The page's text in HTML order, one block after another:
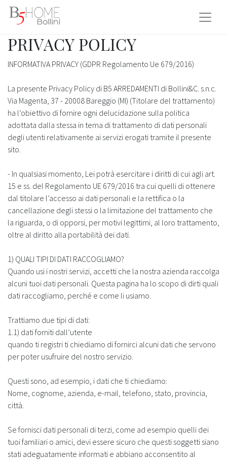
PRIVACY POLICY
INFORMATIVA PRIVACY (GDPR Regolamento Ue 679/2016)
La presente Privacy Policy di B5 ARREDAMENTI di Bollini&C. s.n.c.
Via Magenta, 37 - 20008 Bareggio (MI) (Titolare del trattamento)
ha l’obiettivo di fornire ogni delucidazione sulla politica
adottata dalla stessa in tema di trattamento di dati personali
degli utenti relativamente ai servizi erogati tramite il presente
sito.
- In qualsiasi momento, Lei potrà esercitare i diritti di cui agli art.
15 e ss. del Regolamento UE 679/2016 tra cui quelli di ottenere
dal titolare l’accesso ai dati personali e la rettifica o la
cancellazione degli stessi o la limitazione del trattamento che
la riguarda, o di opporsi, per motivi legittimi, al loro trattamento,
oltre al diritto alla portabilità dei dati.
1) QUALI TIPI DI DATI RACCOGLIAMO?
Quando usi i nostri servizi, accetti che la nostra azienda raccolga
alcuni tuoi dati personali. Questa pagina ha lo scopo di dirti quali
dati raccogliamo, perché e come li usiamo.
Trattiamo due tipi di dati:
1.1) dati forniti dall’utente
quando ti registri ti chiediamo di fornirci alcuni dati che servono
per poter usufruire del nostro servizio.
Questi sono, ad esempio, i dati che ti chiediamo:
Nome, cognome, azienda, e-mail, telefono, stato, provincia,
città.
Se fornisci dati personali di terzi, come ad esempio quelli dei
tuoi familiari o amici, devi essere sicuro che questi soggetti siano
stati adeguatamente informati e abbiano acconsentito al